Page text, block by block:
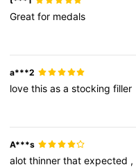
Greatfor medals
a***2
lovethisasastockingfiller
A***s
alotthinnerthatexpected ,